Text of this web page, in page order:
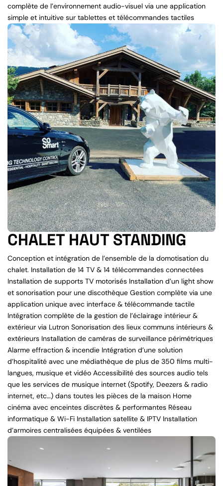
complète de l’environnement audio-visuel via une application
simple et intuitive sur tablettes et télécommandes tactiles
CHALET HAUT STANDING
Conception et intégration de l’ensemble de la domotisation du
chalet. Installation de 14 TV & 14 télécommandes connectées
Installation de supports TV motorisés Installation d’un light show
et sonorisation pour une discothèque Gestion complète via une
application unique avec interface & télécommande tactile
Intégration complète de la gestion de l’éclairage intérieur &
extérieur via Lutron Sonorisation des lieux communs intérieurs &
extérieurs Installation de caméras de surveillance périmétriques
Alarme effraction & incendie Intégration d’une solution
d’hospitalité avec une médiathèque de plus de 350 films multi-
langues, musique et vidéo Accessibilité des sources audio tels
que les services de musique internet (Spotify, Deezers & radio
internet, etc…) dans toutes les pièces de la maison Home
cinéma avec enceintes discrètes & performantes Réseau
informatique & Wi-Fi Installation satellite & IPTV Installation
d’armoires centralisées équipées & ventilées